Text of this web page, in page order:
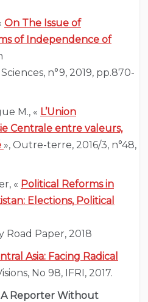
On The Issue of
of Independence of
n°9, 2019, pp.870-
M., « L’Union
Centrale entre valeurs,
», Outre-terre, 2016/3, n°48,
« Political Reforms in
Elections, Political
Road Paper, 2018
Asia: Facing Radical
No 98, IFRI, 2017.
A Reporter Without